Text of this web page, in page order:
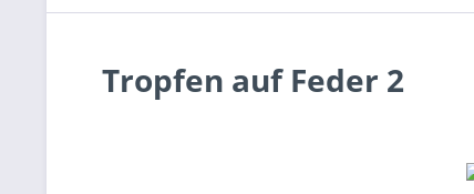
Tropfen auf Feder 2